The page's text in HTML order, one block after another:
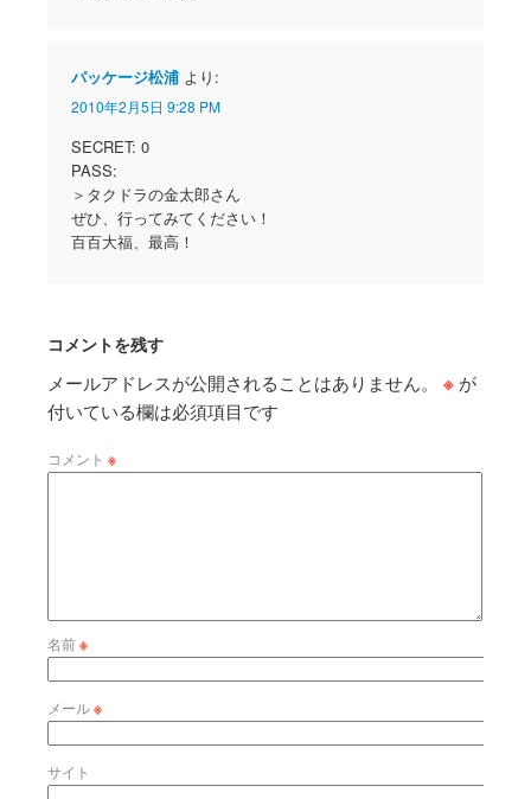
パッケージ松浦 より:
2010年2月5日 9:28 PM
SECRET: 0
PASS:
＞タクドラの金太郎さん
ぜひ、行ってみてください！
百百大福、最高！
コメントを残す
メールアドレスが公開されることはありません。 ※ が
付いている欄は必須項目です
コメント ※
名前※
メール※
サイト